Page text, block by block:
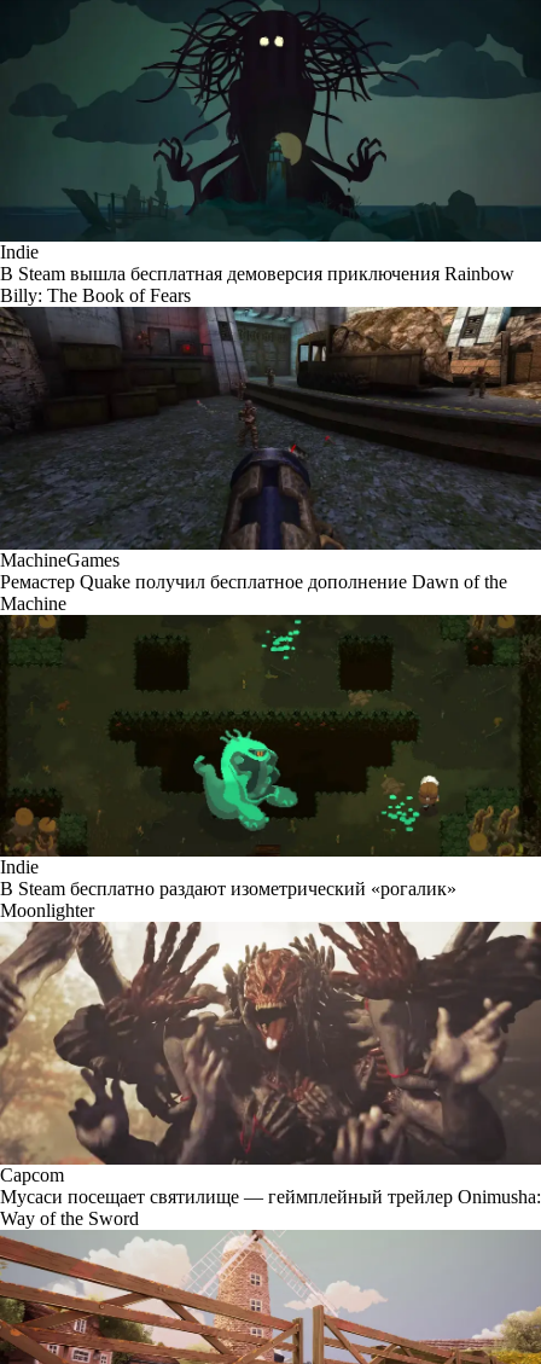
Indie
В Steam вышла бесплатная демоверсия приключения Rainbow
Billy: The Book of Fears
MachineGames
Ремастер Quake получил бесплатное дополнение Dawn of the
Machine
Indie
В Steam бесплатно раздают изометрический «рогалик»
Moonlighter
Capcom
Мусаси посещает святилище — геймплейный трейлер Onimusha:
Way of the Sword